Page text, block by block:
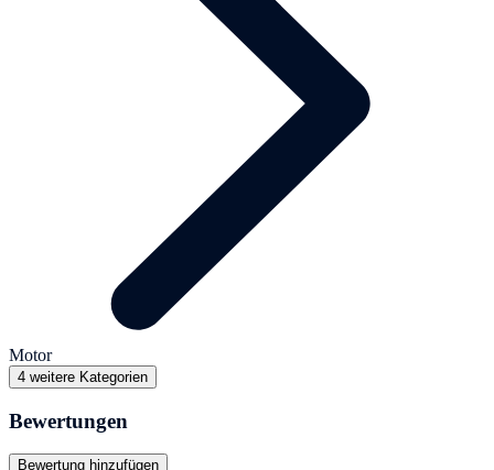
Motor
4 weitere Kategorien
Bewertungen
Bewertung hinzufügen